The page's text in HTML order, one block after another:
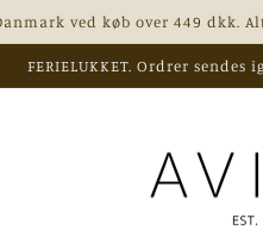
ved køb over 449 dkk.
FERIELUKKET. Ordrer